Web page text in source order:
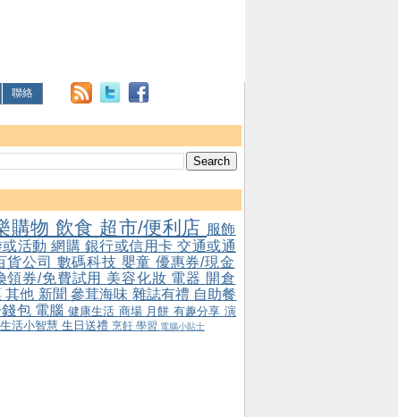
聯絡
購物 飲食 超市/便利店 服飾
活動 網購 銀行或信用卡 交通或通
貨公司 數碼科技 嬰童 優惠券/現金
領券/免費試用 美容化妝 電器 開倉
其他 新聞參茸海味 雜誌有禮 自助餐
包 電腦 健康生活 商場 月餅 有趣分享 演
生活小智慧 生日送禮 烹飪 學習 電腦小貼士